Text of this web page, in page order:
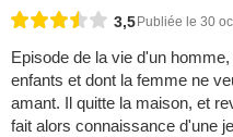
3,5 Publiée le 30
Episode de la vie d'un
enfants et dont la femme ne
amant. Il quitte la maison, et
fait alors connaissance d'une